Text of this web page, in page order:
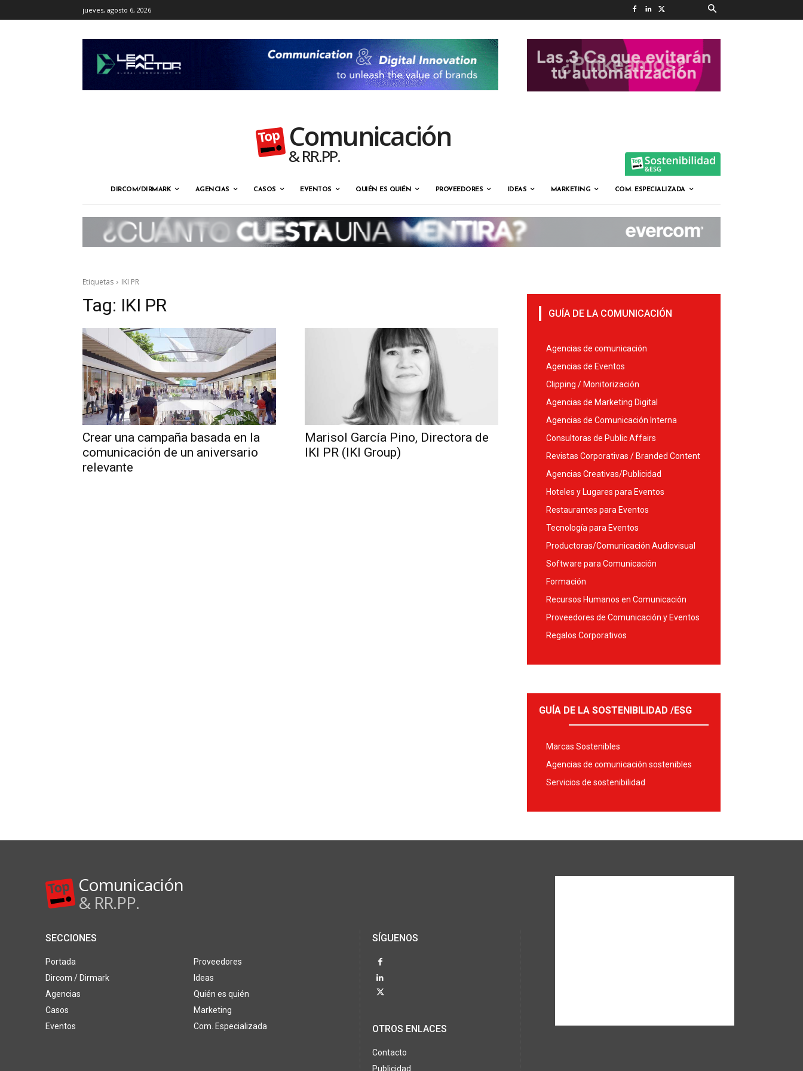
jueves, agosto 6, 2026
Comunicación
& RR.PP.
DIRCOM/DIRMARK AGENCIAS CASOS EVENTOS QUIÉN ES QUIÉN PROVEEDORES IDEAS MARKETING COM. ESPECIALIZADA
Etiquetas IKI PR
Tag: IKI PR
Crear una campaña basada en la
comunicación de un aniversario
relevante
Marisol García Pino, Directora de
IKI PR (IKI Group)
GUÍA DE LA COMUNICACIÓN
Agencias de comunicación
Agencias de Eventos
Clipping / Monitorización
Agencias de Marketing Digital
Agencias de Comunicación Interna
Consultoras de Public Affairs
Revistas Corporativas / Branded Content
Agencias Creativas/Publicidad
Hoteles y Lugares para Eventos
Restaurantes para Eventos
Tecnología para Eventos
Productoras/Comunicación Audiovisual
Software para Comunicación
Formación
Recursos Humanos en Comunicación
Proveedores de Comunicación y Eventos
Regalos Corporativos
GUÍA DE LA SOSTENIBILIDAD /ESG
Marcas Sostenibles
Agencias de comunicación sostenibles
Servicios de sostenibilidad
Comunicación
& RR.PP.
SECCIONES
Portada
Dircom / Dirmark
Agencias
Casos
Eventos
Proveedores
Ideas
Quién es quién
Marketing
Com. Especializada
SÍGUENOS
OTROS ENLACES
Contacto
Publicidad